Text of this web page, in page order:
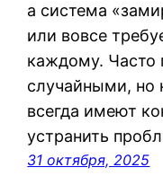
а система
или вовсе
каждому. Часто
случайными, но
всегда имеют
устранить
31 октября, 2025